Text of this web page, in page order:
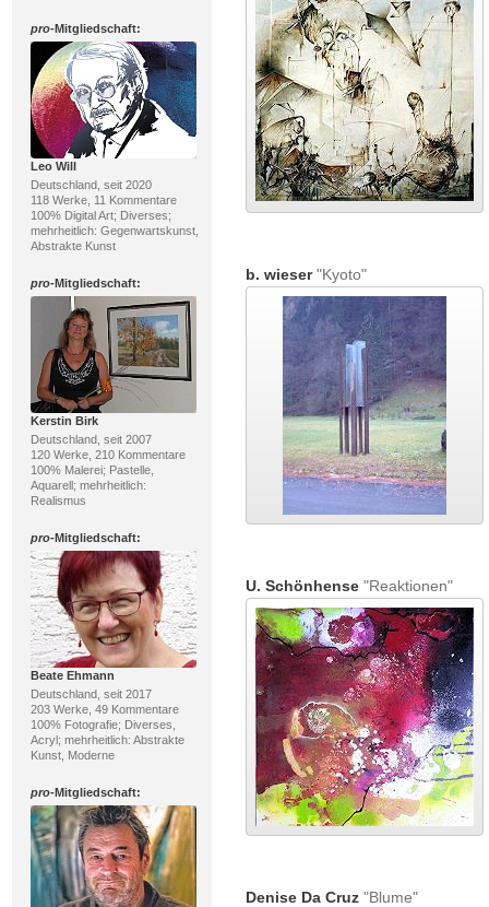
pro-Mitgliedschaft:
Leo Will
Deutschland, seit 2020
118 Werke, 11 Kommentare
100% Digital Art; Diverses;
mehrheitlich: Gegenwartskunst,
Abstrakte Kunst
pro-Mitgliedschaft:
Kerstin Birk
Deutschland, seit 2007
120 Werke, 210 Kommentare
100% Malerei; Pastelle,
Aquarell; mehrheitlich:
Realismus
pro-Mitgliedschaft:
Beate Ehmann
Deutschland, seit 2017
203 Werke, 49 Kommentare
100% Fotografie; Diverses,
Acryl; mehrheitlich: Abstrakte
Kunst, Moderne
pro-Mitgliedschaft:
b. wieser"Kyoto"
U. Schönhense"Reaktionen"
Denise Da Cruz"Blume"